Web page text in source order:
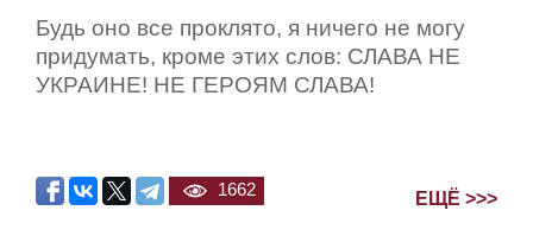
Будь оно все проклято, я ничего не могу
придумать, кроме этих слов: СЛАВА НЕ
УКРАИНЕ! НЕ ГЕРОЯМ СЛАВА!
1662 ЕЩЁ >>>